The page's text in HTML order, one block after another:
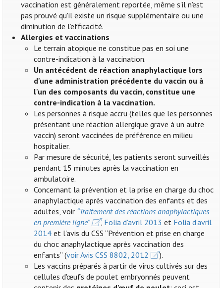
vaccination est généralement reportée, même s’il n’est
pas prouvé qu'il existe un risque supplémentaire ou une
diminution de l’efficacité.
Allergies et vaccinations
Le terrain atopique ne constitue pas en soi une
contre-indication à la vaccination.
Un antécédent de réaction anaphylactique lors
d'une administration précédente du vaccin ou à
l'un des composants du vaccin, constitue une
contre-indication à la vaccination.
Les personnes à risque accru (telles que les personnes
présentant une réaction allergique grave à un autre
vaccin) seront vaccinées de préférence en milieu
hospitalier.
Par mesure de sécurité, les patients seront surveillés
pendant 15 minutes après la vaccination en
ambulatoire.
Concernant la prévention et la prise en charge du choc
anaphylactique après vaccination des enfants et des
adultes, voir “Traitement des réactions anaphylactiques
en première ligne”
, Folia d'avril 2013 et Folia d'avril
2014 et l'avis du CSS “Prévention et prise en charge
du choc anaphylactique après vaccination des
enfants” (voir Avis CSS 8802, 2012
).
Les vaccins préparés à partir de virus cultivés sur des
cellules d'œufs de poulet embryonnés peuvent